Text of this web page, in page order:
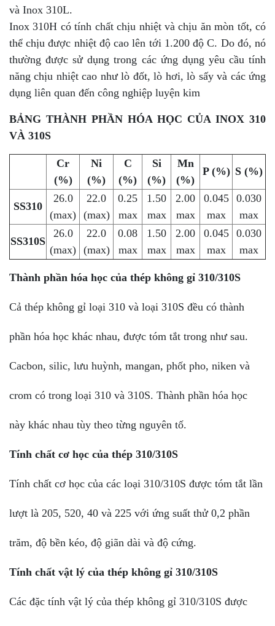
và Inox 310L.
Inox 310H có tính chất chịu nhiệt và chịu ăn mòn tốt, có
thể chịu được nhiệt độ cao lên tới 1.200 độ C. Do đó, nó
thường được sử dụng trong các ứng dụng yêu cầu tính
năng chịu nhiệt cao như lò đốt, lò hơi, lò sấy và các ứng
dụng liên quan đến công nghiệp luyện kim
BẢNG THÀNH PHẦN HÓA HỌC CỦA INOX 310
VÀ 310S
Cr
(%)
Ni
(%)
C
(%)
Si
(%)
Mn
(%)
P (%) S (%)
SS310
26.0
(max)
22.0
(max)
0.25
max
1.50
max
2.00
max
0.045
max
0.030
max
SS310S
26.0
(max)
22.0
(max)
0.08
max
1.50
max
2.00
max
0.045
max
0.030
max
Thành phần hóa học của thép không gỉ 310/310S
Cả thép không gỉ loại 310 và loại 310S đều có thành
phần hóa học khác nhau, được tóm tắt trong như sau.
Cacbon, silic, lưu huỳnh, mangan, phốt pho, niken và
crom có ​​trong loại 310 và 310S. Thành phần hóa học
này khác nhau tùy theo từng nguyên tố.
Tính chất cơ học của thép 310/310S
Tính chất cơ học của các loại 310/310S được tóm tắt lần
lượt là 205, 520, 40 và 225 với ứng suất thử 0,2 phần
trăm, độ bền kéo, độ giãn dài và độ cứng.
Tính chất vật lý của thép không gỉ 310/310S
Các đặc tính vật lý của thép không gỉ 310/310S được